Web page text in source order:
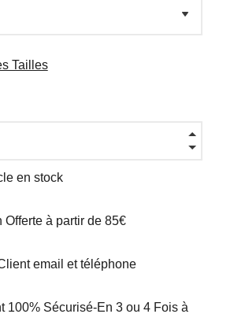
Tailles
en stock
Offerte à partir de 85€
email et téléphone
100% Sécurisé-En 3 ou 4 Fois à